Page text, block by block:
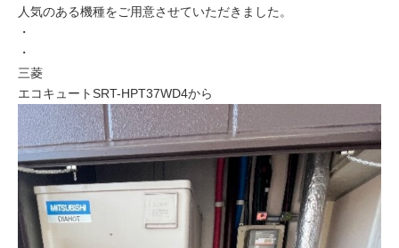
人気のある機種をご用意させていただきました。
・
・
三菱
エコキュートSRT-HPT37WD4から